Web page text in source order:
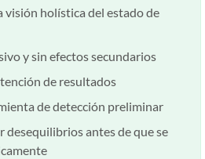
visión holística del estado de
y sin efectos secundarios
de resultados
de detección preliminar
desequilibrios antes de que se